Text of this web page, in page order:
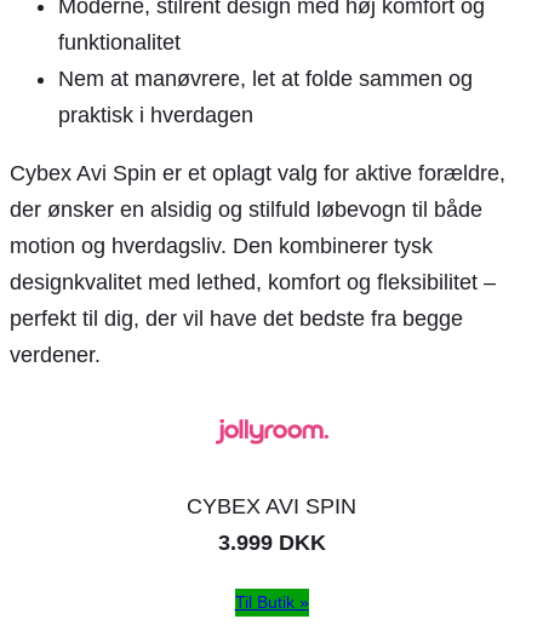
Moderne, stilrent design med høj komfort og
funktionalitet
Nem at manøvrere, let at folde sammen og
praktisk i hverdagen
Cybex Avi Spin er et oplagt valg for aktive forældre,
der ønsker en alsidig og stilfuld løbevogn til både
motion og hverdagsliv. Den kombinerer tysk
designkvalitet med lethed, komfort og fleksibilitet –
perfekt til dig, der vil have det bedste fra begge
verdener.
CYBEX AVI SPIN
3.999 DKK
Til Butik »